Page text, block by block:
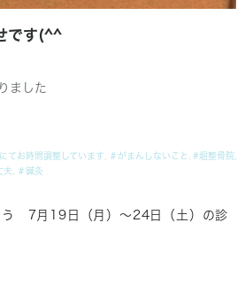
です(^^
ました
。
てお時間調整しています ＃がまんしないこと #堀整骨院
夫 ＃鍼灸